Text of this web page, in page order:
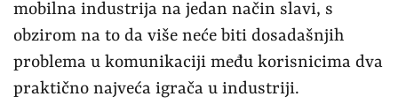
mobilna industrija na jedan način slavi, s
obzirom na to da više neće biti dosadašnjih
problema u komunikaciji među korisnicima dva
praktično najveća igrača u industriji.